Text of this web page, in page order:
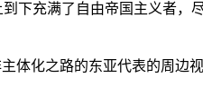
下充满了自由帝国主义者
体化之路的东亚代表的周